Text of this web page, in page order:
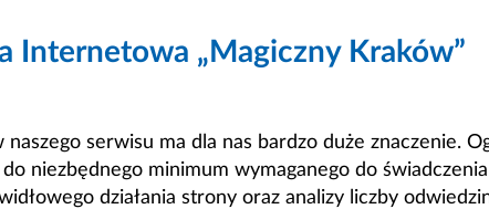
Internetowa „Magiczny Kraków”
serwisu ma dla nas bardzo duże znaczenie.
niezbędnego minimum wymaganego do
działania strony oraz analizy liczby